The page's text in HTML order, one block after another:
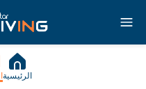
الرئيسية